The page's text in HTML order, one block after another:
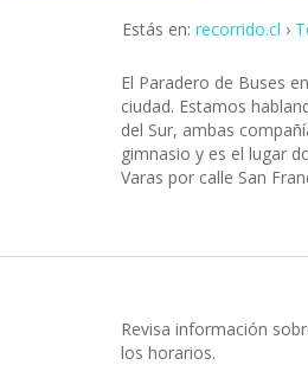
Estás en: recorrido.cl
El Paradero de Buses
ciudad. Estamos
del Sur, ambas
gimnasio y es el lugar
Varas por calle San
Revisa información
los horarios.